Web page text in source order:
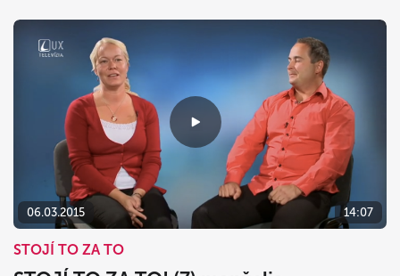
06.03.2015 14:07
STOJÍ TO ZA TO